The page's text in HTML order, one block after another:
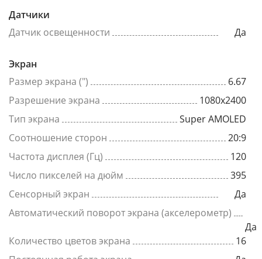
Датчики
Датчик освещенности
Да
Экран
Размер экрана (")
6.67
Разрешение экрана
1080x2400
Тип экрана
Super AMOLED
Соотношение сторон
20:9
Частота дисплея (Гц)
120
Число пикселей на дюйм
395
Сенсорный экран
Да
Автоматический поворот экрана (акселерометр)
Да
Количество цветов экрана
16